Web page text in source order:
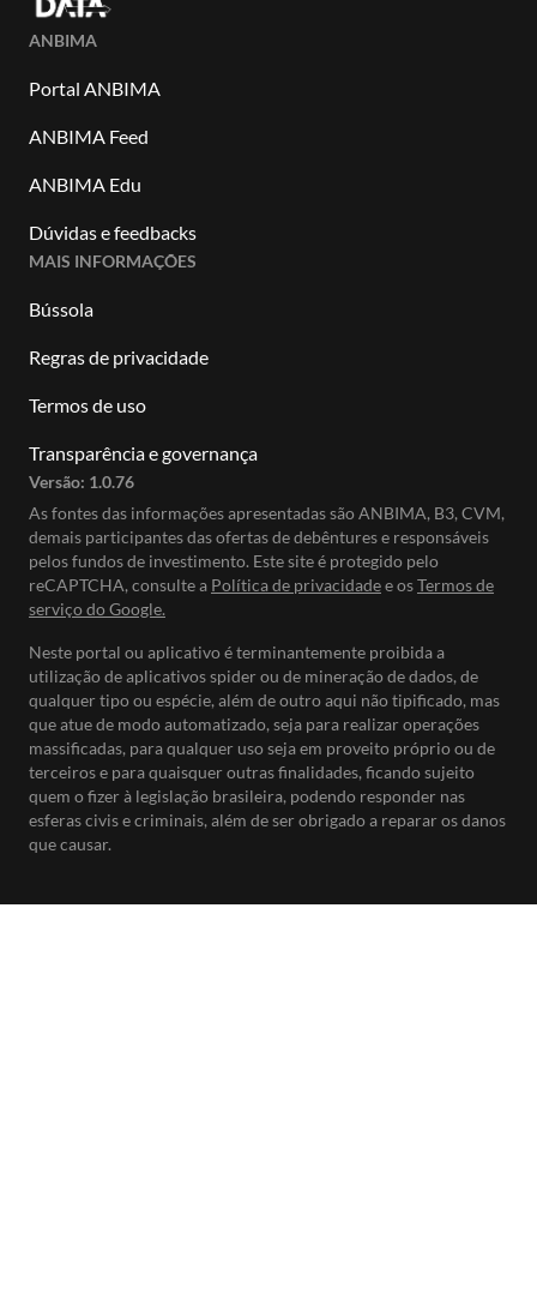
ANBIMA
Portal ANBIMA
ANBIMA Feed
ANBIMA Edu
Dúvidas e feedbacks
MAIS INFORMAÇÕES
Bússola
Regras de privacidade
Termos de uso
Transparência e governança
Versão: 1.0.76
As fontes das informações apresentadas são ANBIMA, B3, CVM,
demais participantes das ofertas de debêntures e responsáveis
pelos fundos de investimento. Este site é protegido pelo
reCAPTCHA, consulte a Política de privacidadee osTermos de
serviço do Google.
Neste portal ou aplicativo é terminantemente proibida a
utilização de aplicativos spider ou de mineração de dados, de
qualquer tipo ou espécie, além de outro aqui não tipificado, mas
que atue de modo automatizado, seja para realizar operações
massificadas, para qualquer uso seja em proveito próprio ou de
terceiros e para quaisquer outras finalidades, ficando sujeito
quem o fizer à legislação brasileira, podendo responder nas
esferas civis e criminais, além de ser obrigado a reparar os danos
que causar.